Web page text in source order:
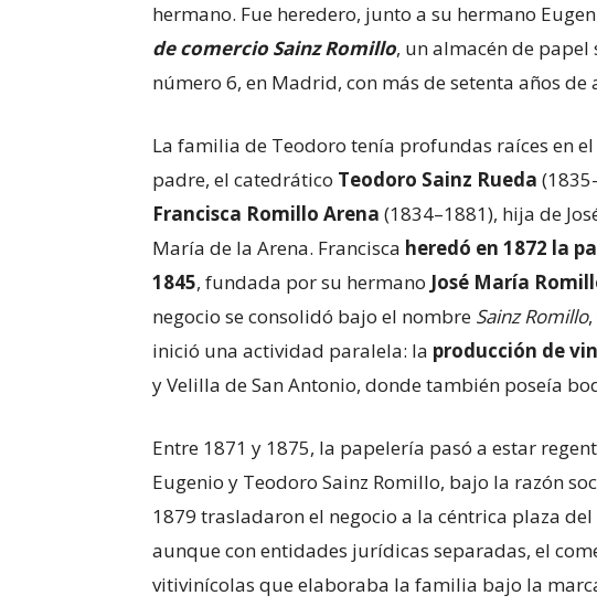
hermano. Fue heredero, junto a su hermano
de comercio Sainz Romillo, un almacén de
número 6, en Madrid, con más de setenta años de
La familia de Teodoro tenía profundas raíces en
padre, el catedrático Teodoro Sainz Rueda
Francisca Romillo Arena (1834–1881), hija de
María de la Arena. Francisca heredó en 1872 la
1845, fundada por su hermano José María
negocio se consolidó bajo el nombre Sainz Romillo
inició una actividad paralela: la producción de
y Velilla de San Antonio, donde también poseía
Entre 1871 y 1875, la papelería pasó a estar
Eugenio y Teodoro Sainz Romillo, bajo la razón
1879 trasladaron el negocio a la céntrica plaza
aunque con entidades jurídicas separadas, el
vitivinícolas que elaboraba la familia bajo la